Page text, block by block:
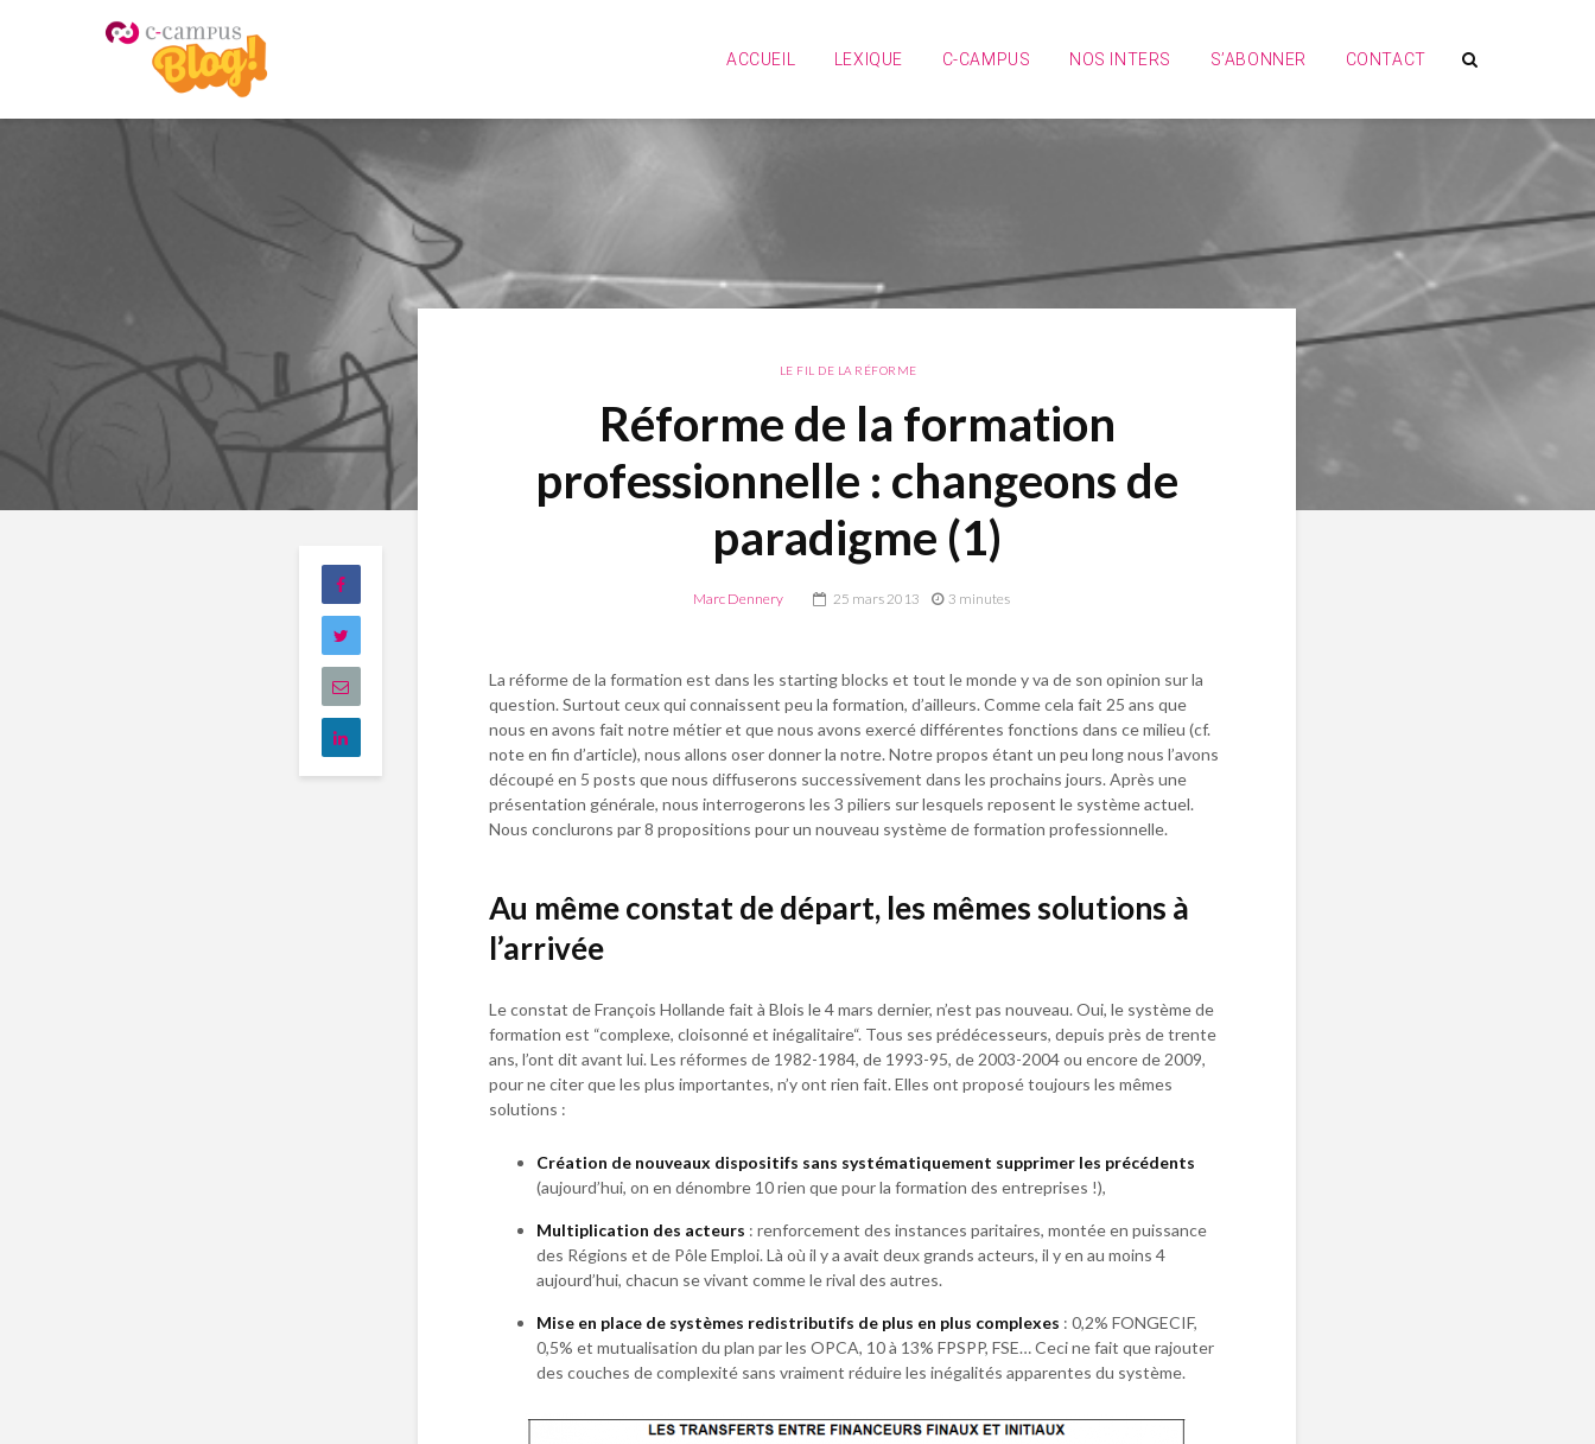
ACCUEIL LEXIQUE C-CAMPUS NOS INTERS S’ABONNER CONTACT
LE FIL DE LA RÉFORME
Réforme de la formation
professionnelle : changeons de
paradigme (1)
Marc Dennery 25 mars 2013 3 minutes
La réforme de la formation est dans les starting blocks et tout le monde y va de son opinion sur la
question. Surtout ceux qui connaissent peu la formation, d’ailleurs. Comme cela fait 25 ans que
nous en avons fait notre métier et que nous avons exercé différentes fonctions dans ce milieu (cf.
note en fin d’article), nous allons oser donner la notre. Notre propos étant un peu long nous l’avons
découpé en 5 posts que nous diffuserons successivement dans les prochains jours. Après une
présentation générale, nous interrogerons les 3 piliers sur lesquels reposent le système actuel.
Nous conclurons par 8 propositions pour un nouveau système de formation professionnelle.
Au même constat de départ, les mêmes solutions à
l’arrivée
Le constat de François Hollande fait à Blois le 4 mars dernier, n’est pas nouveau. Oui, le système de
formation est “complexe, cloisonné et inégalitaire“. Tous ses prédécesseurs, depuis près de trente
ans, l’ont dit avant lui. Les réformes de 1982-1984, de 1993-95, de 2003-2004 ou encore de 2009,
pour ne citer que les plus importantes, n’y ont rien fait. Elles ont proposé toujours les mêmes
solutions :
Création de nouveaux dispositifs sans systématiquement supprimer les précédents
(aujourd’hui, on en dénombre 10 rien que pour la formation des entreprises !),
Multiplication des acteurs : renforcement des instances paritaires, montée en puissance
des Régions et de Pôle Emploi. Là où il y a avait deux grands acteurs, il y en au moins 4
aujourd’hui, chacun se vivant comme le rival des autres.
Mise en place de systèmes redistributifs de plus en plus complexes : 0,2% FONGECIF,
0,5% et mutualisation du plan par les OPCA, 10 à 13% FPSPP, FSE… Ceci ne fait que rajouter
des couches de complexité sans vraiment réduire les inégalités apparentes du système.